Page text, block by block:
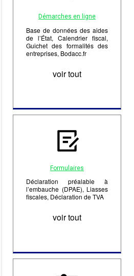
Démarches en ligne
Base de données des aides
de l’État, Calendrier fiscal,
Guichet des formalités des
entreprises, Bodacc.fr
voir tout
Formulaires
Déclaration préalable à
l’embauche (DPAE), Liasses
fiscales, Déclaration de TVA
voir tout